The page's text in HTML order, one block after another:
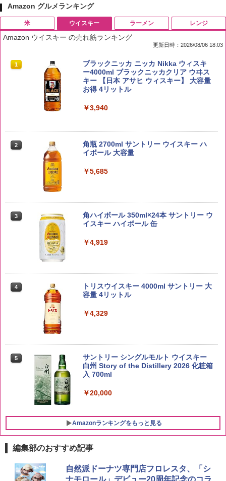
Amazon グルメランキング
米
1 by Amazon 国産ブレンド米 精米 5kg
￥2,650
5kg 長野県産 令和7年産
kg 業務用 お米マイスターブレンド
米 5kg
￥4,536
ウイスキー
Amazon ウイスキー の売れ筋ランキング
更新日時：2026/08/06 18:03
1
ブラックニッカ ニッカ Nikka ウィスキ
ー4000ml ブラックニッカクリア ウヰス
キー 【日本 アサヒ ウィスキー】 大容量
お得 4リットル
￥3,940
2
角瓶 2700ml サントリー ウイスキー ハ
イボール 大容量
￥5,685
3
角ハイボール 350ml×24本 サントリー ウ
イスキー ハイボール 缶
￥4,919
4
トリスウイスキー 4000ml サントリー 大
容量 4リットル
￥4,329
5
サントリー シングルモルト ウイスキー
白州 Story of the Distillery 2026 化粧箱
入 700ml
￥20,000
Amazonランキングをもっと見る
ラーメン
1
チキンラーメン どんぶり 85g×12個 日清
食品 インスタント カップ麺
レンジ
1
シャープ 過熱水蒸気 オーブンレンジ 26
L コンベクション 2段調理 ホワイト RE-
編集部のおすすめ記事
自然派ドーナツ専門店フロレスタ、「シ
ナモロール」デビュー20周年記念のコラ